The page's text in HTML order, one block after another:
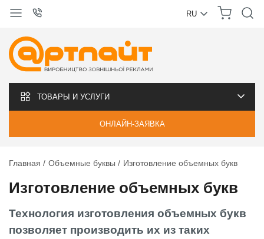
RU
ТОВАРЫ И УСЛУГИ
ОНЛАЙН-ЗАЯВКА
Главная Объемные буквы Изготовление объемных букв
Изготовление объемных букв
Технология изготовления объемных букв
позволяет производить их из таких